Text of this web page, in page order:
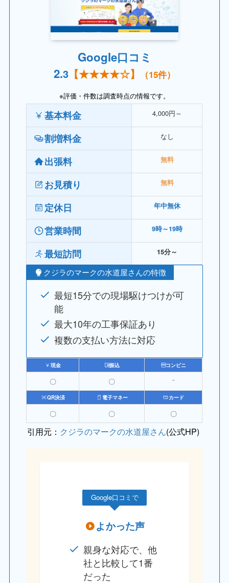
Google口コミ
2.3 【★★★★☆】 （15件）
※評価・件数は調査時点の情報です。
基本料金 4,000円～
割増料金 なし
出張料 無料
お見積り 無料
定休日 年中無休
営業時間 9時～19時
最短訪問 15分～
クジラのマークの水道屋さんの特徴
最短15分での現場駆けつけが可
能
最大10年の工事保証あり
複数の支払い方法に対応
現金 振込 コンビニ
〇 〇 ⁻
QR決済 電子マネー カード
〇 〇 〇
引用元： クジラのマークの水道屋さん(公式HP)
Google口コミで
よかった声
親身な対応で、他
社と比較して1番
だった